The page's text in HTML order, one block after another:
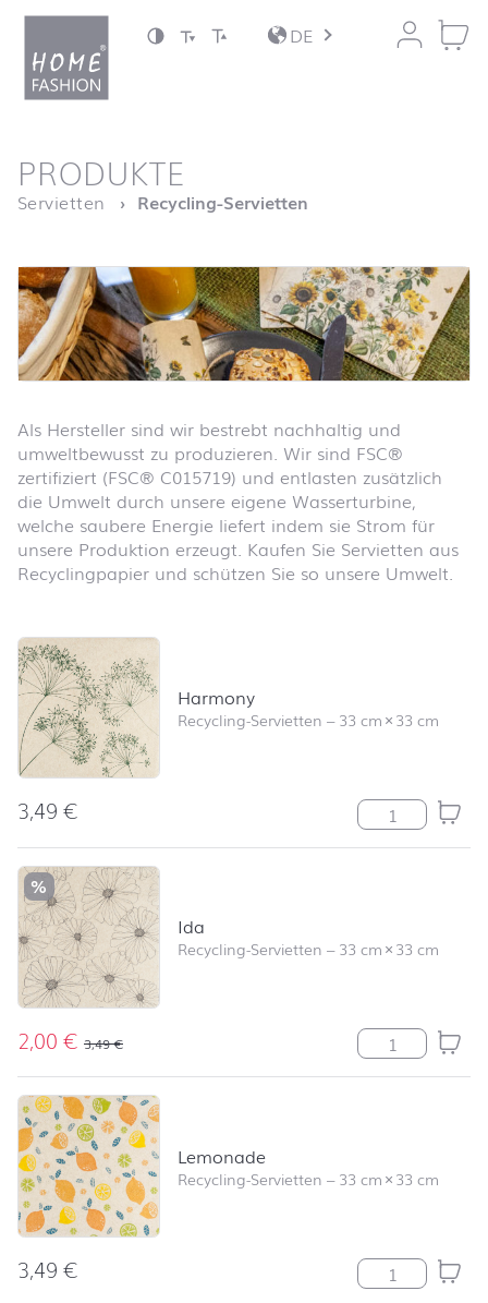
Zum Inhalt springen
DE
Startseite
PRODUKTE
Servietten Recycling-Servietten
Als Hersteller sind wir bestrebt nachhaltig und
umweltbewusst zu produzieren. Wir sind FSC®
zertifiziert (FSC® C015719) und entlasten zusätzlich
die Umwelt durch unsere eigene Wasserturbine,
welche saubere Energie liefert indem sie Strom für
unsere Produktion erzeugt. Kaufen Sie Servietten aus
Recyclingpapier und schützen Sie so unsere Umwelt.
Produktliste überspringen und zum Filter springen
Harmony
Recycling-Servietten –33 cm×33 cm
3,49€ Harmony
%
Ida
Recycling-Servietten –33 cm×33 cm
2,00€ 3,49€ Ida Menge
Lemonade
Recycling-Servietten –33 cm×33 cm
3,49€ Lemonade